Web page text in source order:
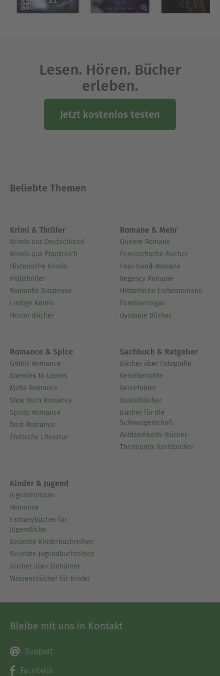
Lesen. Hören. Bücher
erleben.
Jetzt kostenlos testen
Beliebte Themen
Krimi & Thriller
Krimis aus Deutschland
Krimis aus Frankreich
Historische Krimis
Politthriller
Romantic Suspense
Lustige Krimis
Horror Bücher
Romane & Mehr
Queere Romane
Feministische Bücher
Feel-Good-Romane
Regency Romane
Historische Liebesromane
Familiensagas
Dystopie Bücher
Romance & Spice
Gothic Romance
Enemies to Lovers
Mafia Romance
Slow Burn Romance
Sports Romance
Dark Romance
Erotische Literatur
Sachbuch & Ratgeber
Bücher über Fotografie
Reiseberichte
Reiseführer
Bastelbücher
Bücher für die
Schwangerschaft
Achtsamkeits-Bücher
Thermomix Kochbücher
Kinder & Jugend
Jugendromane
Romance
Fantasybücher für
Jugendliche
Beliebte Kinderbuchreihen
Beliebte Jugendbuchreihen
Bücher über Einhörner
Wissensbücher für Kinder
Bleibe mit uns in Kontakt
Support
Facebook